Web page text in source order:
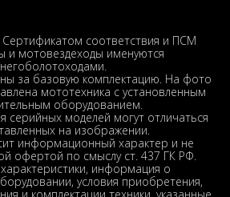
Сертификатом соответствия и ПСМ
и мотовездеходы именуются
за базовую комплектацию. На фото
мототехника с установленным
оборудованием.
серийных моделей могут отличаться
на изображении.
информационный характер и не
офертой по смыслу ст. 437 ГК РФ.
информация о
условия приобретения,